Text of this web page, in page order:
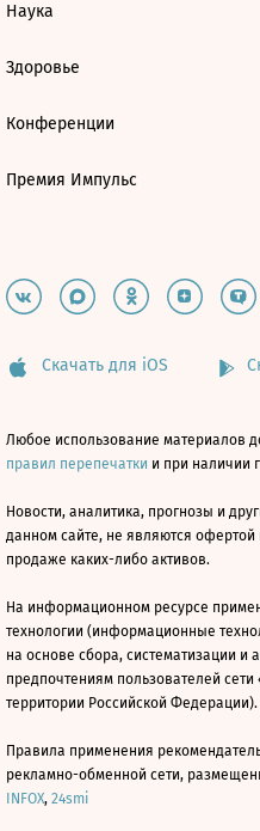
Наука
Здоровье
Конференции
Премия Импульс
Скачать для iOS
Любое использование материалов
правил перепечатки и при наличии
Новости, аналитика, прогнозы и
данном сайте, не являются
продаже каких-либо активов.
На информационном ресурсе
технологии (информационные
на основе сбора, систематизации и
предпочтениям пользователей
территории Российской Федерации).
Правила применения
рекламно-обменной сети,
INFOX, 24smi